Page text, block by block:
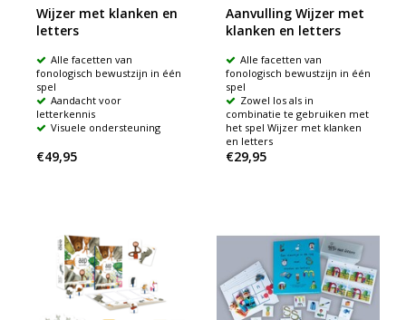
Wijzer met klanken en
letters
Alle facetten van
fonologisch bewustzijn in één
spel
Aandacht voor
letterkennis
Visuele ondersteuning
€49,95
Aanvulling Wijzer met
klanken en letters
Alle facetten van
fonologisch bewustzijn in één
spel
Zowel los als in
combinatie te gebruiken met
het spel Wijzer met klanken
en letters
€29,95